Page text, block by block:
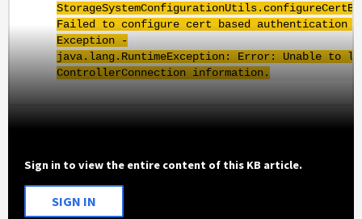
Failed to configure cert based authentication
Exception -
java.lang.RuntimeException: Error: Unable to
ControllerConnection information.
Sign in to view the entire content of this KB article.
SIGN IN